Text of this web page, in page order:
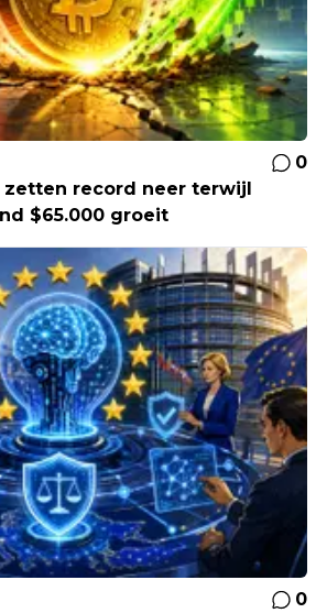
0
record neer terwijl
$65.000 groeit
0